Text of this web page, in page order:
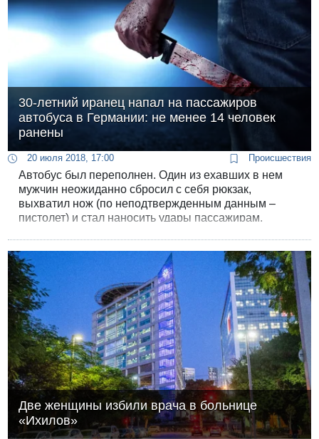
30-летний иранец напал на пассажиров
автобуса в Германии: не менее 14 человек
ранены
20 июля 2018, 17:00 Происшествия
Автобус был переполнен. Один из ехавших в нем
мужчин неожиданно сбросил с себя рюкзак,
выхватил нож (по неподтвержденным данным –
пистолет) и стал наносить удары пассажирам.
Две женщины избили врача в больнице
«Ихилов»